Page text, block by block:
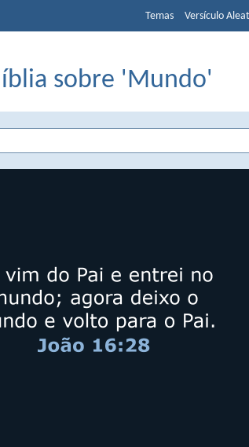
Temas Versículo
sobre 'Mundo'